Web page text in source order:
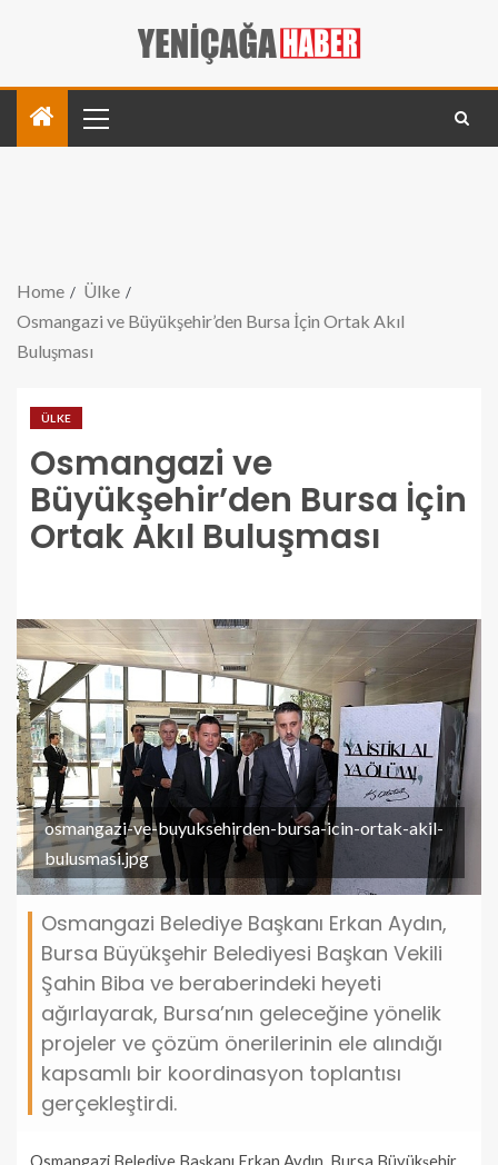
Home
Ülke
Osmangazi ve Büyükşehir’den Bursa İçin Ortak Akıl
Buluşması
ÜLKE
Osmangazi ve
Büyükşehir’den Bursa İçin
Ortak Akıl Buluşması
osmangazi-ve-buyuksehirden-bursa-icin-ortak-akil-
bulusmasi.jpg
Osmangazi Belediye Başkanı Erkan Aydın,
Bursa Büyükşehir Belediyesi Başkan Vekili
Şahin Biba ve beraberindeki heyeti
ağırlayarak, Bursa’nın geleceğine yönelik
projeler ve çözüm önerilerinin ele alındığı
kapsamlı bir koordinasyon toplantısı
gerçekleştirdi.
Osmangazi Belediye Başkanı Erkan Aydın, Bursa Büyükşehir